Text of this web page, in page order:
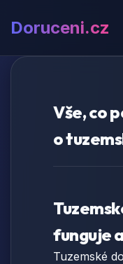
Doruceni.cz
Vše, co
o
funguje
Tuzemské